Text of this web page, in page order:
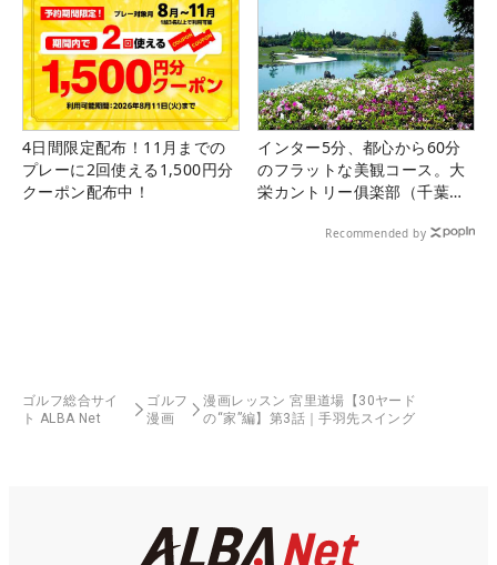
4日間限定配布！11月までの
プレーに2回使える1,500円分
クーポン配布中！
インター5分、都心から60分
のフラットな美観コース。大
栄カントリー俱楽部（千葉
Recommended by
ゴルフ総合サイ
ト ALBA Net
ゴルフ
漫画
漫画レッスン 宮里道場【30ヤード
の“家”編】第3話｜手羽先スイング